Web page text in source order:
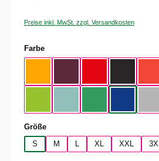
Preise inkl. MwSt. zzgl. Versandkosten
Farbeauswählen
Größeauswählen
S
M XL XXL 3XL